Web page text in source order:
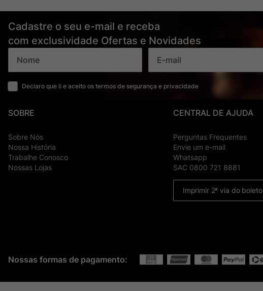
Cadastre o seu e-mail e receba
com exclusividade Ofertas e Novidades
Declaro que li e aceito os termos de segurança e privacidade
SOBRE
Sobre Nós
Nossa História
Trabalhe Conosco
Nossas Lojas
CENTRAL DE AJUDA
Perguntas Frequentes
Envie um e-mail
Whatsapp
SAC 0800 721 8881
Imprimir 2ª via do boleto
Nossas formas de pagamento: